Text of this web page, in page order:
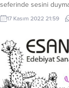
seferinde sesini
istercesine, L –
Mecnun gibiyim sanki,
suretini, İ – çtim de
acaba dedim kendi
erhaba...
17 Kasım 2022 21:59